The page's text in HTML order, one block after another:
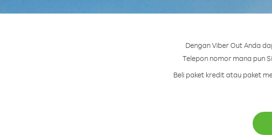
Dengan Viber Out Anda
Telepon nomor mana pun
Beli paket kredit atau paket